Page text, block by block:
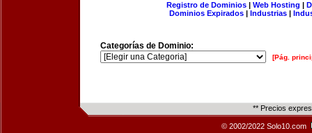
Registro de Dominios| Web Hosting |
Dominios Expirados | Industrias |
Categorías de Dominio:
[Pág.
** Precios
© 2002/2022 Solo10.com